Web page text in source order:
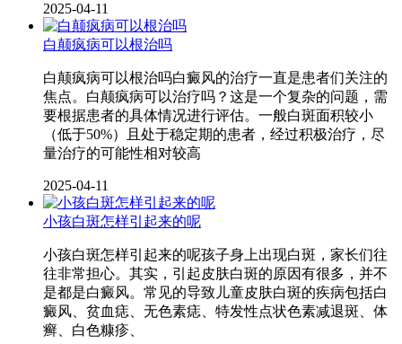
2025-04-11
白颠疯病可以根治吗
白颠疯病可以根治吗白癜风的治疗一直是患者们关注的
焦点。白颠疯病可以治疗吗？这是一个复杂的问题，需
要根据患者的具体情况进行评估。一般白斑面积较小
（低于50%）且处于稳定期的患者，经过积极治疗，尽
量治疗的可能性相对较高
2025-04-11
小孩白斑怎样引起来的呢
小孩白斑怎样引起来的呢孩子身上出现白斑，家长们往
往非常担心。其实，引起皮肤白斑的原因有很多，并不
是都是白癜风。常见的导致儿童皮肤白斑的疾病包括白
癜风、贫血痣、无色素痣、特发性点状色素减退斑、体
癣、白色糠疹、